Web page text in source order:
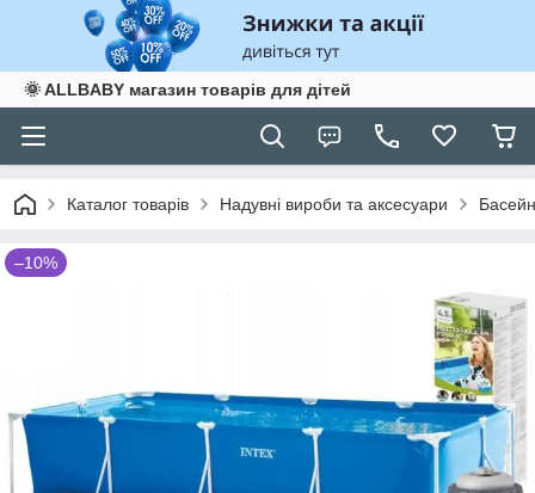
🌞 ALLBABY магазин товарів для дітей
Каталог товарів Надувні вироби та аксесуари
–10%